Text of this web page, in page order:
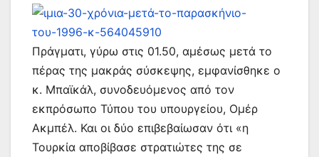
Πράγματι, γύρω στις 01.50, αμέσως μετά το
πέρας της μακράς σύσκεψης, εμφανίσθηκε ο
κ. Μπαϊκάλ, συνοδευόμενος από τον
εκπρόσωπο Τύπου του υπουργείου, Ομέρ
Ακμπέλ. Και οι δύο επιβεβαίωσαν ότι «η
Τουρκία αποβίβασε στρατιώτες της σε